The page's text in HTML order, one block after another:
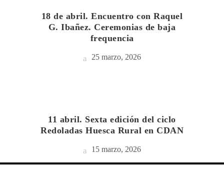
18 de abril. Encuentro con Raquel
G. Ibañez. Ceremonias de baja
frequencia
25 marzo, 2026
11 abril. Sexta edición del ciclo
Redoladas Huesca Rural en CDAN
15 marzo, 2026